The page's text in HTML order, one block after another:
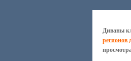
Диваны
регионов